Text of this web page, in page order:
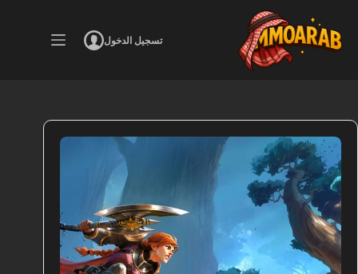
المحتوى
تسجيل الدخول